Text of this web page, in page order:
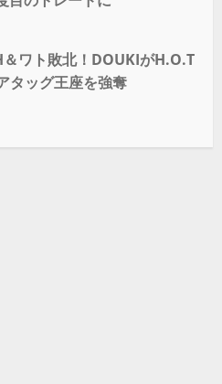
＆ワト敗北！DOUKIがH.O.T
タッグ王座を強奪